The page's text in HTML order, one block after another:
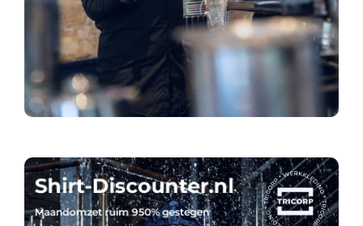
Shirt-Discounter.nl
Maandomzet ruim 950% gestegen